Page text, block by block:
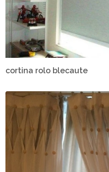
cortina rolo blecaute